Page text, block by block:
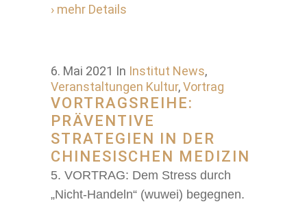
› mehr Details
6. Mai 2021 In Institut News,
Veranstaltungen Kultur,Vortrag
VORTRAGSREIHE:
PRÄVENTIVE
STRATEGIEN IN DER
CHINESISCHEN MEDIZIN
5. VORTRAG: Dem Stress durch
„Nicht-Handeln“ (wuwei) begegnen.